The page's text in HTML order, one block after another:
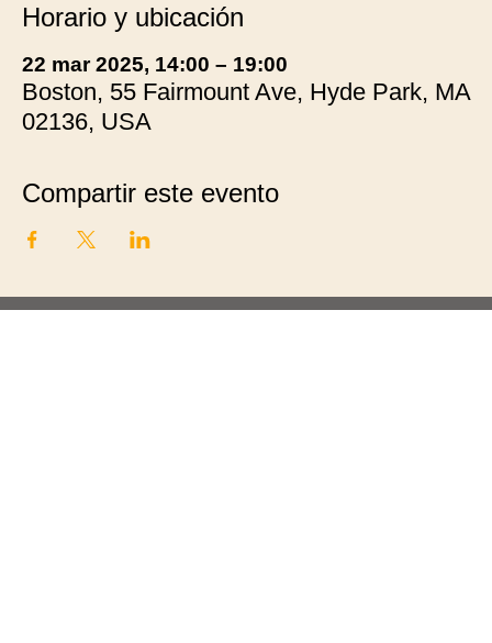
Horario y ubicación
22 mar 2025, 14:00 – 19:00
Boston, 55 Fairmount Ave, Hyde Park, MA
02136, USA
Compartir este evento